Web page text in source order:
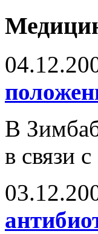
В
в связи